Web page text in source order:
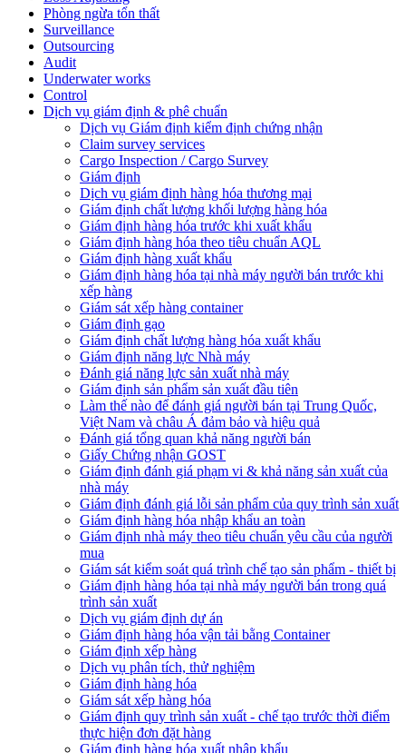
Phòng ngừa tổn thất
Surveillance
Outsourcing
Audit
Underwater works
Control
Dịch vụ giám định & phê chuẩn
Dịch vụ Giám định kiểm định chứng nhận
Claim survey services
Cargo Inspection / Cargo Survey
Giám định
Dịch vụ giám định hàng hóa thương mại
Giám định chất lượng khối lượng hàng hóa
Giám định hàng hóa trước khi xuất khẩu
Giám định hàng hóa theo tiêu chuẩn AQL
Giám định hàng xuất khẩu
Giám định hàng hóa tại nhà máy người bán trước khi
xếp hàng
Giám sát xếp hàng container
Giám định gạo
Giám định chất lượng hàng hóa xuất khẩu
Giám định năng lực Nhà máy
Đánh giá năng lực sản xuất nhà máy
Giám định sản phẩm sản xuất đầu tiên
Làm thế nào để đánh giá người bán tại Trung Quốc,
Việt Nam và châu Á đảm bảo và hiệu quả
Đánh giá tổng quan khả năng người bán
Giấy Chứng nhận GOST
Giám định đánh giá phạm vi & khả năng sản xuất của
nhà máy
Giám định đánh giá lỗi sản phẩm của quy trình sản xuất
Giám định hàng hóa nhập khẩu an toàn
Giám định nhà máy theo tiêu chuẩn yêu cầu của người
mua
Giám sát kiểm soát quá trình chế tạo sản phẩm - thiết bị
Giám định hàng hóa tại nhà máy người bán trong quá
trình sản xuất
Dịch vụ giám định dự án
Giám định hàng hóa vận tải bằng Container
Giám định xếp hàng
Dịch vụ phân tích, thử nghiệm
Giám định hàng hóa
Giám sát xếp hàng hóa
Giám định quy trình sản xuất - chế tạo trước thời điểm
thực hiện đơn đặt hàng
Giám định hàng hóa xuất nhập khẩu